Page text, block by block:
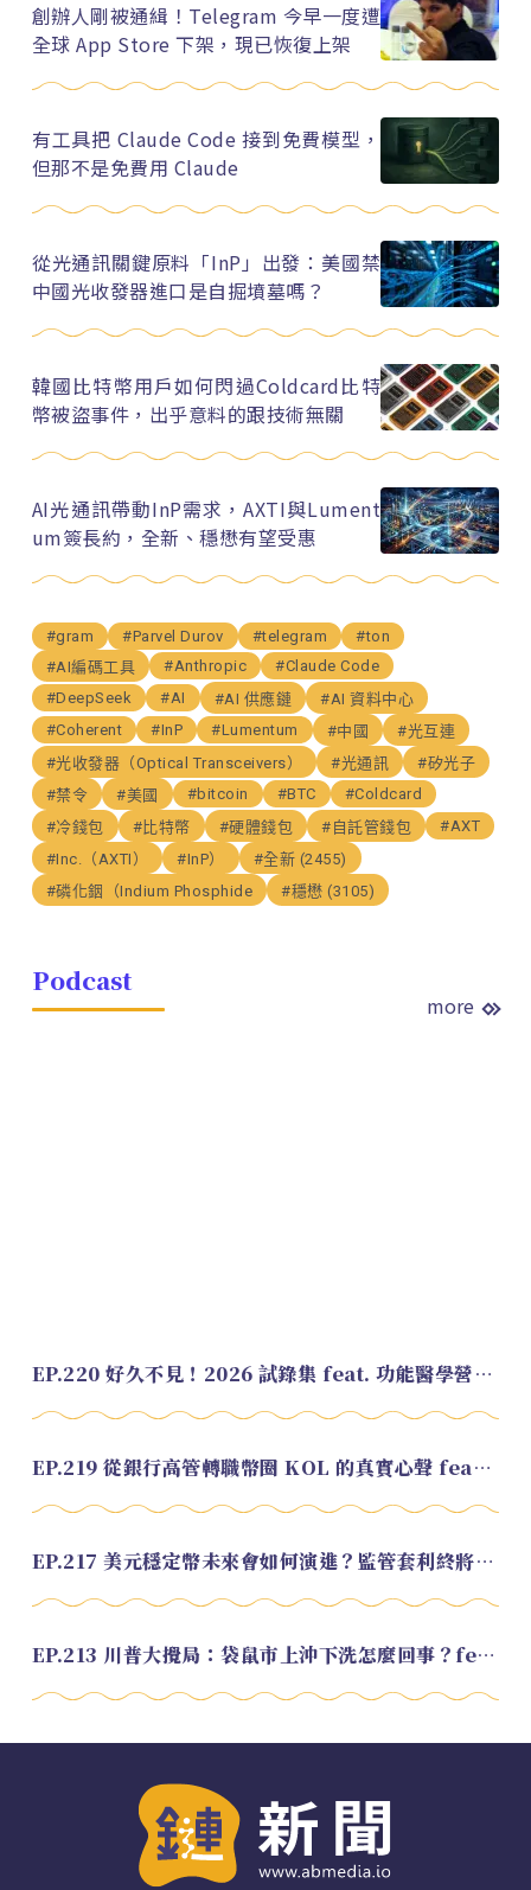
創辦人剛被通緝！Telegram 今早一度遭
全球 App Store 下架，現已恢復上架
有工具把 Claude Code 接到免費模型，
但那不是免費用 Claude
從光通訊關鍵原料「InP」出發：美國禁
中國光收發器進口是自掘墳墓嗎？
韓國比特幣用戶如何閃過Coldcard比特
幣被盜事件，出乎意料的跟技術無關
AI光通訊帶動InP需求，AXTI與Lument
um簽長約，全新、穩懋有望受惠
#gram #Parvel Durov #telegram
#ton
#AI編碼工具
#Anthropic
#Claude Code
#DeepSeek
#AI #AI 供應鏈
#AI 資料中心
#Coherent
#InP #Lumentum #中國
#光互連
#光收發器（Optical Transceivers）
#光通訊
#矽光子
#禁令
#美國 #bitcoin #BTC
#Coldcard
#冷錢包
#比特幣 #硬體錢包 #自託管錢包
#AXT
#Inc.（AXTI）
#InP）
#全新 (2455)
#磷化銦（Indium Phosphide
#穩懋 (3105)
Podcast
more
EP.220 好久不見！2026 試錄集 feat. 功能醫學營養師 美寶
EP.219 從銀行高管轉職幣圈 KOL 的真實心聲 feat.龜大
EP.217 美元穩定幣未來會如何演進？監管套利終將收斂？feat. 研究員 余哲安
EP.213 川普大攪局：袋鼠市上沖下洗怎麼回事？feat. Alvin